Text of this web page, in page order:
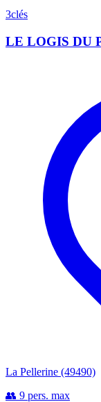
3clés
LE LOGIS DU
La Pellerine (49490)
👥 9 pers. max